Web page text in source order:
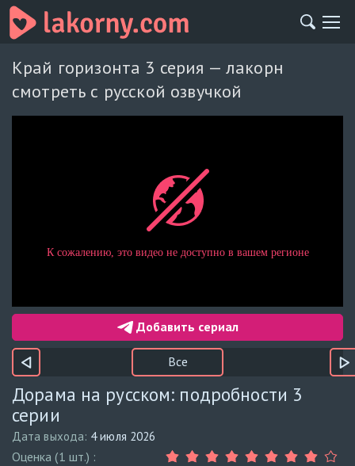
Край горизонта 3 серия — лакорн
смотреть с русской озвучкой
Добавить сериал
Все
Дорама на русском: подробности 3
серии
Дата выхода: 4 июля 2026
Оценка (1 шт.) :